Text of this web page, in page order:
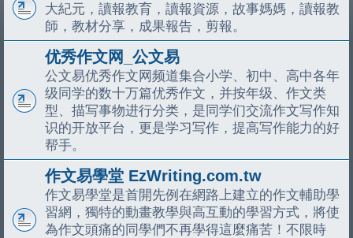
大紀元，讀報教育，讀報資源，故事媽媽，讀報教
師，教材分享，成果報告，剪報。
优秀作文网_公文易
公文易优秀作文网频道集合小学、初中、高中各年
级同学的数十万篇优秀作文，并按年级、作文类
型、描写事物进行分类，是同学们交流作文写作知
识的开放平台，更是学习写作，提高写作能力的好
帮手。
作文易學堂 EzWriting.com.tw
作文易學堂是首開先例在網路上建立的作文輔助學
習網，獨特的動畫教學與高互動的學習方式，將使
為作文頭痛的同學們不再學得這麼痛苦！不限時